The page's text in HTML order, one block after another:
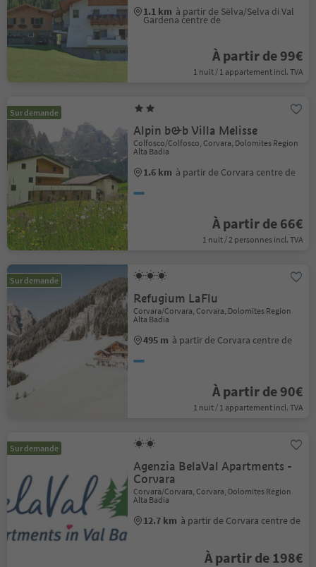
1.1 km à partir de Sëlva/Selva di Val
Gardena centre de
À partir de 99€
1 nuit / 1 appartement incl. TVA
Sur demande
Alpin b&b Villa Melisse
Colfosco/Colfosco, Corvara, Dolomites Region
Alta Badia
1.6 km à partir de Corvara centre de
À partir de 66€
1 nuit / 2 personnes incl. TVA
Sur demande
Refugium LaFlu
Corvara/Corvara, Corvara, Dolomites Region
Alta Badia
495 m à partir de Corvara centre de
À partir de 90€
1 nuit / 1 appartement incl. TVA
Sur demande
Agenzia BelaVal Apartments -
Corvara
Corvara/Corvara, Corvara, Dolomites Region
Alta Badia
12.7 km à partir de Corvara centre de
À partir de 198€